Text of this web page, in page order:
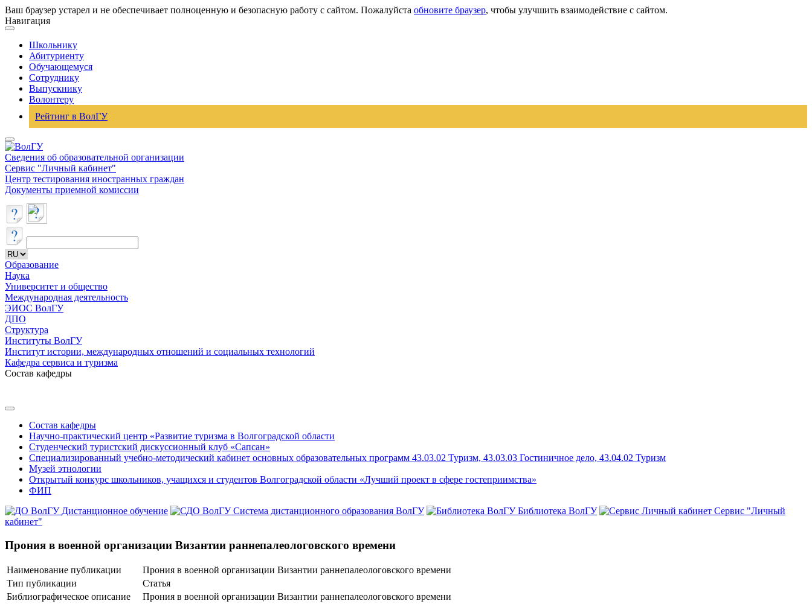
Ваш браузер устарел и не обеспечивает полноценную и безопасную работу с сайтом. Пожалуйста обновите браузер, чтобы улучшить взаимодействие с сайтом.
Навигация
Школьнику
Абитуриенту
Обучающемуся
Сотруднику
Выпускнику
Волонтеру
Рейтинг в ВолГУ
Сведения об образовательной организации
Сервис "Личный кабинет"
Центр тестирования иностранных граждан
Документы приемной комиссии
Образование
Наука
Университет и общество
Международная деятельность
ЭИОС ВолГУ
ДПО
Структура
Институты ВолГУ
Институт истории, международных отношений и социальных технологий
Кафедра сервиса и туризма
Состав кафедры
Состав кафедры
Научно-практический центр «Развитие туризма в Волгоградской области
Студенческий туристский дискуссионный клуб «Сапсан»
Специализированный учебно-методический кабинет основных образовательных программ 43.03.02 Туризм, 43.03.03 Гостиничное дело, 43.04.02 Туризм
Музей этнологии
Открытый конкурс школьников, учащихся и студентов Волгоградской области «Лучший проект в сфере гостеприимства»
ФИП
Дистанционное обучение
Система дистанционного образования ВолГУ Библиотека ВолГУ
Сервис "Личный
кабинет"
Прония в военной организации Византии раннепалеологовского времени
Наименование публикации
Прония в военной организации Византии раннепалеологовского времени
Тип публикации
Статья
Библиографическое описание
Прония в военной организации Византии раннепалеологовского времени